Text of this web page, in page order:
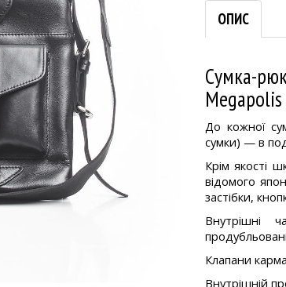
ОПИС
Сумка-
До кожної
сумки) — в
Крім якості
відомого
застібки,
Внутрішні
Клапани
Внутрішній